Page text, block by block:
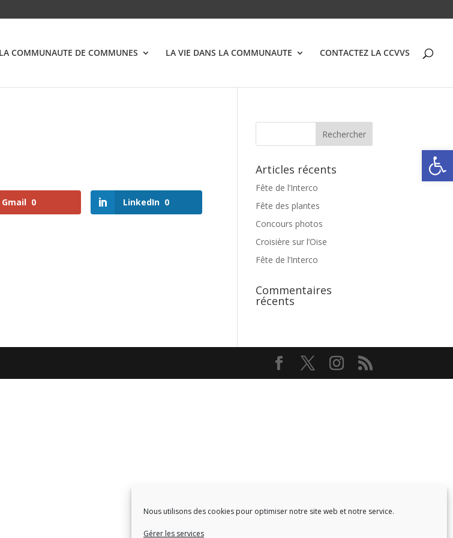
Nous utilisons des cookies pour optimiser notre site web et notre service.
Gérer les services
Ouvrir
LA COMMUNAUTE DE COMMUNES LA VIE DANS LA COMMUNAUTE CONTACTEZ LA CCVVS
Gmail 0 LinkedIn 0
Articles récents
Fête de l’Interco
Fête des plantes
Concours photos
Croisière sur l’Oise
Fête de l’Interco
Commentaires
récents